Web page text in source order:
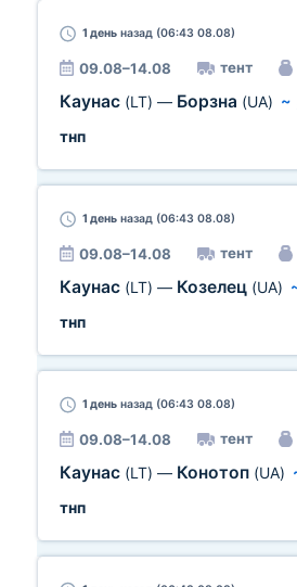
1 день назад (06:43 08.08)
09.08–14.08 тент
Каунас (LT) — Борзна (UA) ~
тнп
1 день назад (06:43 08.08)
09.08–14.08 тент
Каунас (LT) — Козелец (UA)
тнп
1 день назад (06:43 08.08)
09.08–14.08 тент
Каунас (LT) — Конотоп (UA)
тнп